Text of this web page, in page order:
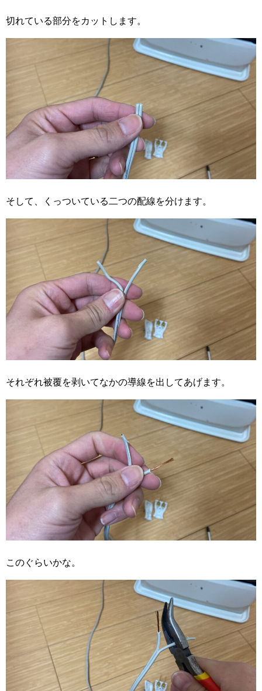
切れている部分をカットします。
そして、くっついている二つの配線を分けます。
それぞれ被覆を剥いてなかの導線を出してあげます。
このぐらいかな。